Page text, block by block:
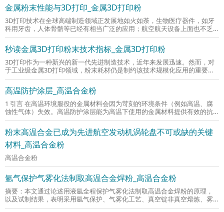
金属粉末性能与3D打印_金属3D打印粉
3D打印技术在全球高端制造领域正发展地如火如荼，生物医疗器件，如牙
科用牙齿，人体骨骼等已经有相当广泛的应用；航空航天设备上面也不乏
3D打印件，如发动机叶片等。可以说，
秒读金属3D打印粉末技术指标_金属3D打印粉
3D打印作为一种新兴的新一代先进制造技术，近年来发展迅速。然而，对
于工业级金属3D打印领域，粉末耗材仍是制约该技术规模化应用的重要因
素之一。目前，国内尚未制订出金属3D打
高温防护涂层_高温合金粉
1 引言 在高温环境服役的金属材料会因为苛刻的环境条件（例如高温、腐
蚀性气体）失效。高温防护涂层能为高温下使用的金属材料提供有效的抗
氧化腐蚀防护，已广泛应用于航空航天
粉末高温合金已成为先进航空发动机涡轮盘不可或缺的关键
材料_高温合金粉
高温合金粉
氩气保护气雾化法制取高温合金焊粉_高温合金粉
摘要：本文通过论述用液氩全程保护气雾化法制取高温合金焊粉的原理，
以及试制结果，表明采用氩气保护、气雾化工艺、真空锭非真空熔炼、雾
化喷嘴改进、提高钢水温度等措施制取